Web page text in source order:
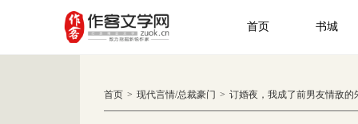
首页 书城
首页 > 现代言情/总裁豪门 > 订婚夜，我成了前男友情敌的